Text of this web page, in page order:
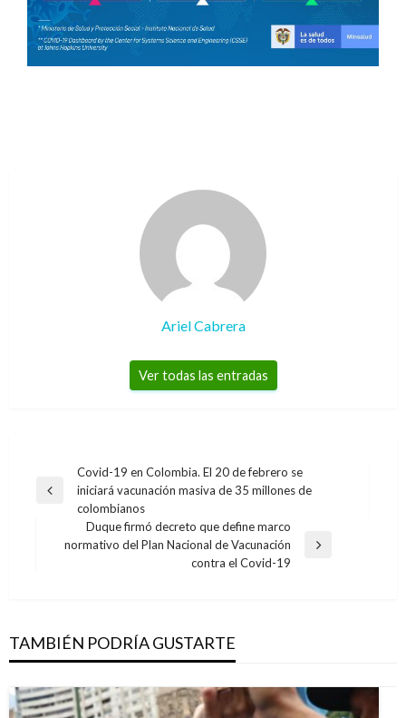
Ariel Cabrera
Ver todas las entradas
Navegación
de
entradas
Entrada
Covid-19 en Colombia. El 20 de febrero se
iniciará vacunación masiva de 35 millones de
colombianos
Entrada
Duque firmó decreto que define marco
normativo del Plan Nacional de Vacunación
contra el Covid-19
TAMBIÉN PODRÍA GUSTARTE